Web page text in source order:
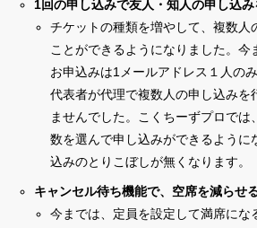
1回の申し込みで友人・知人の申し込み
チケットの種類を増やして、複数人
ことができるようになりました。今
お申込みは1メールアドレス１人の
代表者が代理で複数人の申し込みを
ませんでした。こくちーずプロでは
数を選んで申し込みができるように
込みのとりこぼしが無くなります。
キャンセル待ち機能で、空席を減らせ
今までは、定員を設定して満席にな